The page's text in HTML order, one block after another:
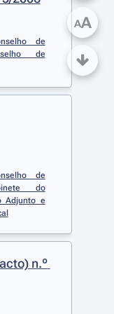
de
de
de
do
Adjunto e
n.º
AA